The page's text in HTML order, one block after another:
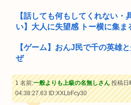
【話しても何もしてくれない・
い】大人に失望感 トー横に集ま
【ゲーム】おんJ民で千の英雄
ぜ
1 名前:一般よりも上級の名無しさん投稿日
04:38:27.63ID:XXLbFcy30